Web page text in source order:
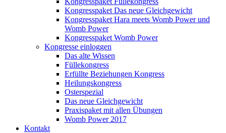
Kongresspaket Das neue Gleichgewicht
Kongresspaket Hara meets Womb Power und
Womb Power
Kongresspaket Womb Power
Kongresse einloggen
Das alte Wissen
Füllekongress
Erfüllte Beziehungen Kongress
Heilungskongress
Osterspezial
Das neue Gleichgewicht
Praxispaket mit allen Übungen
Womb Power 2017
Kontakt